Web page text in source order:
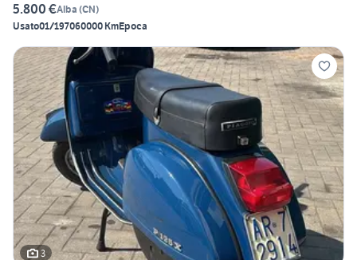
5.800 €Alba (CN)
Usato01/197060000 KmEpoca
3